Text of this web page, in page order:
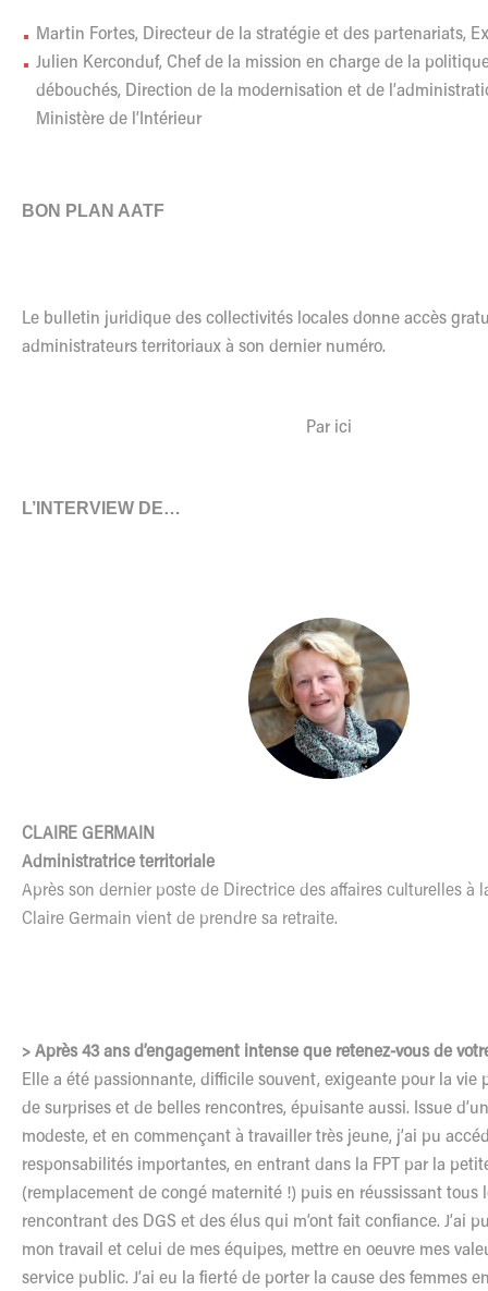
Martin Fortes, Directeur de la stratégie et des partenariats,
Julien Kerconduf, Chef de la mission en charge de la
débouchés, Direction de la modernisation et de
Ministère de l’Intérieur
BON PLAN AATF
Le bulletin juridique des collectivités locales donne accès
administrateurs territoriaux à son dernier numéro.
Par ici
L’INTERVIEW DE…
CLAIRE GERMAIN
Administratrice territoriale
Après son dernier poste de Directrice des affaires culturelles à
Claire Germain vient de prendre sa retraite.
> Après 43 ans d’engagement intense que retenez-vous de
Elle a été passionnante, difficile souvent, exigeante pour la vie
de surprises et de belles rencontres, épuisante aussi. Issue
modeste, et en commençant à travailler très jeune, j’ai pu
responsabilités importantes, en entrant dans la FPT par la
(remplacement de congé maternité !) puis en réussissant tous
rencontrant des DGS et des élus qui m’ont fait confiance. J’ai
mon travail et celui de mes équipes, mettre en oeuvre mes
service public. J’ai eu la fierté de porter la cause des femmes